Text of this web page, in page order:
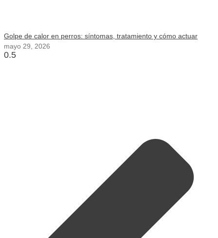
Golpe de calor en perros: síntomas, tratamiento y cómo actuar
mayo 29, 2026